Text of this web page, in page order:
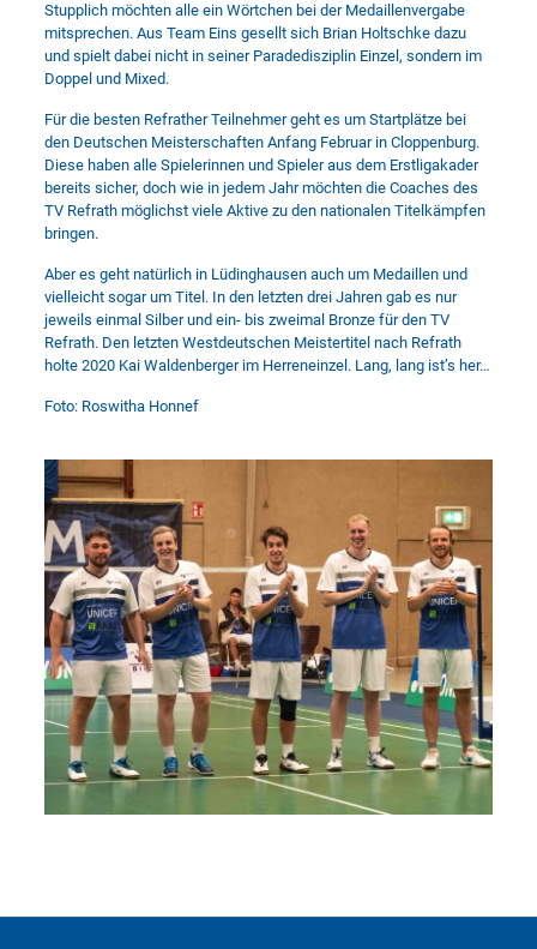
Stupplich möchten alle ein Wörtchen bei der Medaillenvergabe
mitsprechen. Aus Team Eins gesellt sich Brian Holtschke dazu
und spielt dabei nicht in seiner Paradedisziplin Einzel, sondern im
Doppel und Mixed.
Für die besten Refrather Teilnehmer geht es um Startplätze bei
den Deutschen Meisterschaften Anfang Februar in Cloppenburg.
Diese haben alle Spielerinnen und Spieler aus dem Erstligakader
bereits sicher, doch wie in jedem Jahr möchten die Coaches des
TV Refrath möglichst viele Aktive zu den nationalen Titelkämpfen
bringen.
Aber es geht natürlich in Lüdinghausen auch um Medaillen und
vielleicht sogar um Titel. In den letzten drei Jahren gab es nur
jeweils einmal Silber und ein- bis zweimal Bronze für den TV
Refrath. Den letzten Westdeutschen Meistertitel nach Refrath
holte 2020 Kai Waldenberger im Herreneinzel. Lang, lang ist’s her…
Foto: Roswitha Honnef